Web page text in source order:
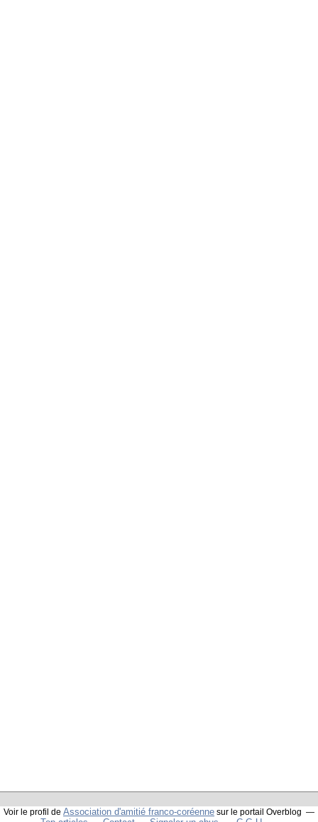
Voir le profil de Association d'amitié franco-coréenne sur le portail Overblog